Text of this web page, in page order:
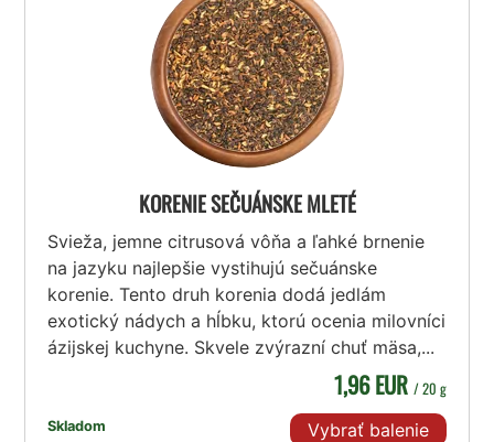
KORENIE SEČUÁNSKE MLETÉ
Svieža, jemne citrusová vôňa a ľahké brnenie
na jazyku najlepšie vystihujú sečuánske
korenie. Tento druh korenia dodá jedlám
exotický nádych a hĺbku, ktorú ocenia milovníci
ázijskej kuchyne. Skvele zvýrazní chuť mäsa,...
Skladom
1,96 EUR / 20 g
Vybrať balenie